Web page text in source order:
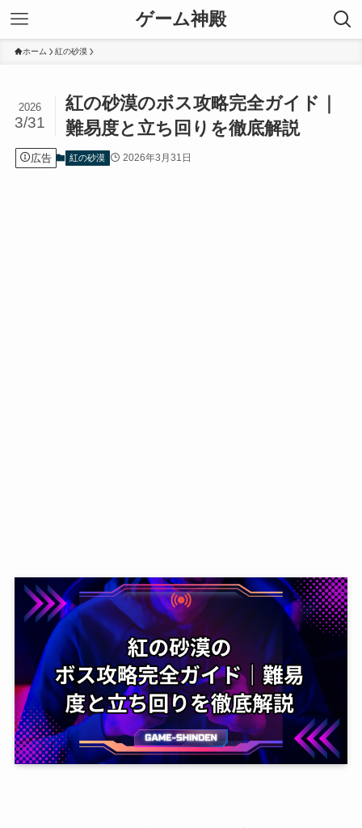
ゲーム神殿
ホーム 紅の砂漠
紅の砂漠のボス攻略完全ガイド｜
難易度と立ち回りを徹底解説
2026
3/31
広告 紅の砂漠 2026年3月31日